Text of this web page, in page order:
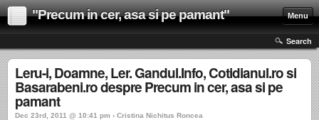
"Precum in cer, asa si pe pamant" Menu
Search
Leru-i, Doamne, Ler. Gandul.Info, Cotidianul.ro si
Basarabeni.ro despre Precum in cer, asa si pe
pamant
Dec 23rd, 2011 @ 10:41 pm › Cristina Nichitus Roncea